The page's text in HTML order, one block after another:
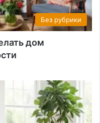
Без рубрики
дом